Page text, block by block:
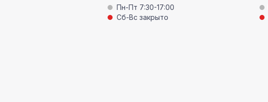
Пн-Пт 7:30-17:00
Сб-Вс закрыто